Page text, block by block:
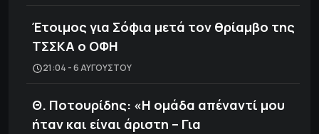
Έτοιμος για Σόφια μετά τον θρίαμβο της
ΤΣΣΚΑ ο ΟΦΗ
21:04 - 6 ΑΥΓΟΎΣΤΟΥ
Θ. Ποτουρίδης: «Η ομάδα απέναντί μου
ήταν και είναι άριστη – Για